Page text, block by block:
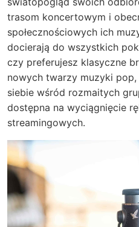
trasom koncertowym i
społecznościowych ich
docierają do wszystkich
czy preferujesz klasyczne
nowych twarzy muzyki
siebie wśród rozmaitych
dostępna na wyciągnięcie
streamingowych.